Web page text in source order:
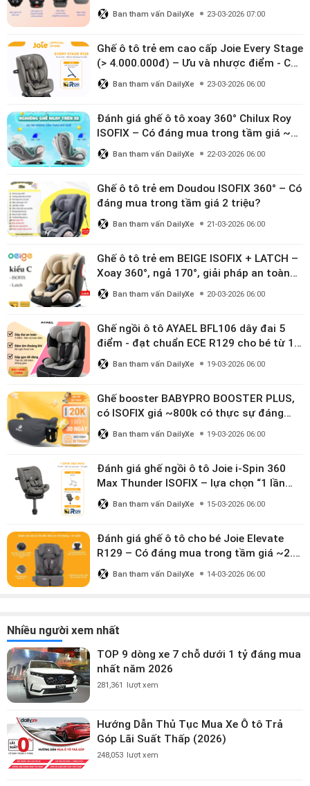
Ban tham vấn DailyXe 23-03-2026 07:00
Ghế ô tô trẻ em cao cấp Joie Every Stage
(> 4.000.000đ) – Ưu và nhược điểm - Có
đáng đầu tư cho bé từ 0–12 tuổi?
Ban tham vấn DailyXe 23-03-2026 06:00
Đánh giá ghế ô tô xoay 360° Chilux Roy
ISOFIX – Có đáng mua trong tầm giá ~3
triệu
Ban tham vấn DailyXe 22-03-2026 06:00
Ghế ô tô trẻ em Doudou ISOFIX 360° – Có
đáng mua trong tầm giá 2 triệu?
Ban tham vấn DailyXe 21-03-2026 06:00
Ghế ô tô trẻ em BEIGE ISOFIX + LATCH –
Xoay 360°, ngả 170°, giải pháp an toàn
linh hoạt cho bé 0–10 tuổi
Ban tham vấn DailyXe 20-03-2026 06:00
Ghế ngồi ô tô AYAEL BFL106 dây đai 5
điểm - đạt chuẩn ECE R129 cho bé từ 1–
10 tuổi
Ban tham vấn DailyXe 19-03-2026 06:00
Ghế booster BABYPRO BOOSTER PLUS,
có ISOFIX giá ~800k có thực sự đáng
mua?
Ban tham vấn DailyXe 19-03-2026 06:00
Đánh giá ghế ngồi ô tô Joie i-Spin 360
Max Thunder ISOFIX – lựa chọn “1 lần
dùng đến 12 năm” có đáng giá gần 9
triệu?
Ban tham vấn DailyXe 15-03-2026 06:00
Đánh giá ghế ô tô cho bé Joie Elevate
R129 – Có đáng mua trong tầm giá ~2.8
triệu?
Ban tham vấn DailyXe 14-03-2026 06:00
Nhiều người xem nhất
TOP 9 dòng xe 7 chỗ dưới 1 tỷ đáng mua
nhất năm 2026
281,361 lượt xem
Hướng Dẫn Thủ Tục Mua Xe Ô tô Trả
Góp Lãi Suất Thấp (2026)
248,053 lượt xem